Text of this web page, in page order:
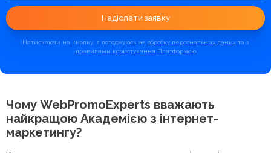
Надіслати заявку
Натискаючи на кнопку, я погоджуюсь на обробку персональних даних та з
правилами користування Платформою
Чому WebPromoExperts вважають
найкращою Академією з інтернет-
маркетингу?